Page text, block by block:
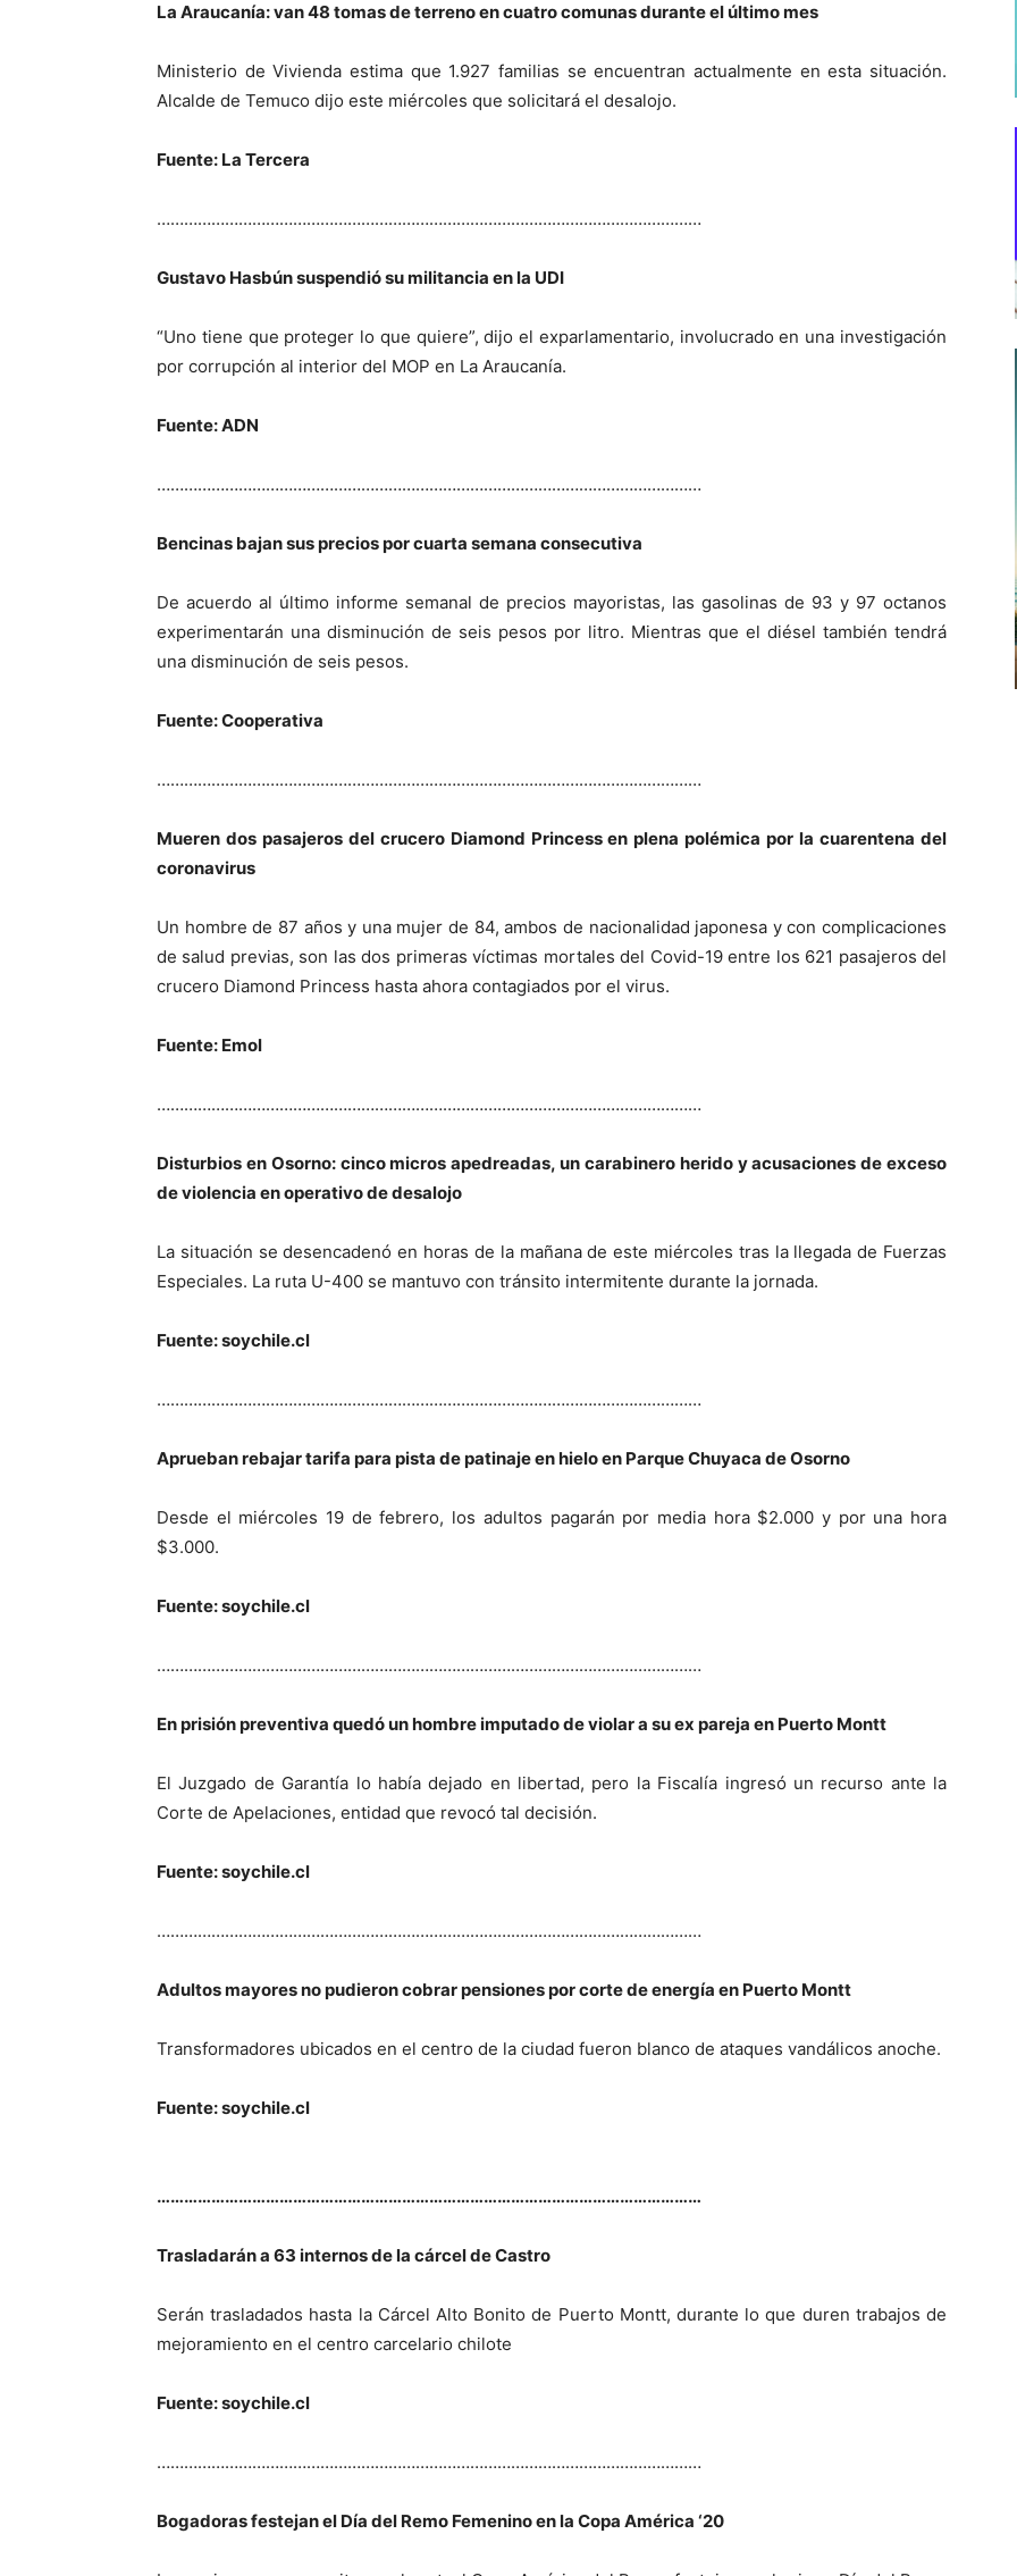
La Araucanía: van 48 tomas de terreno en cuatro comunas durante el último mes
Ministerio de Vivienda estima que 1.927 familias se encuentran actualmente en esta situación.
Alcalde de Temuco dijo este miércoles que solicitará el desalojo.
Fuente: La Tercera
…………………………………………………………………………………………………………
Gustavo Hasbún suspendió su militancia en la UDI
“Uno tiene que proteger lo que quiere”, dijo el exparlamentario, involucrado en una investigación
por corrupción al interior del MOP en La Araucanía.
Fuente: ADN
…………………………………………………………………………………………………………
Bencinas bajan sus precios por cuarta semana consecutiva
De acuerdo al último informe semanal de precios mayoristas, las gasolinas de 93 y 97 octanos
experimentarán una disminución de seis pesos por litro. Mientras que el diésel también tendrá
una disminución de seis pesos.
Fuente: Cooperativa
…………………………………………………………………………………………………………
Mueren dos pasajeros del crucero Diamond Princess en plena polémica por la cuarentena del
coronavirus
Un hombre de 87 años y una mujer de 84, ambos de nacionalidad japonesa y con complicaciones
de salud previas, son las dos primeras víctimas mortales del Covid-19 entre los 621 pasajeros del
crucero Diamond Princess hasta ahora contagiados por el virus.
Fuente: Emol
…………………………………………………………………………………………………………
Disturbios en Osorno: cinco micros apedreadas, un carabinero herido y acusaciones de exceso
de violencia en operativo de desalojo
La situación se desencadenó en horas de la mañana de este miércoles tras la llegada de Fuerzas
Especiales. La ruta U-400 se mantuvo con tránsito intermitente durante la jornada.
Fuente: soychile.cl
…………………………………………………………………………………………………………
Aprueban rebajar tarifa para pista de patinaje en hielo en Parque Chuyaca de Osorno
Desde el miércoles 19 de febrero, los adultos pagarán por media hora $2.000 y por una hora
$3.000.
Fuente: soychile.cl
…………………………………………………………………………………………………………
En prisión preventiva quedó un hombre imputado de violar a su ex pareja en Puerto Montt
El Juzgado de Garantía lo había dejado en libertad, pero la Fiscalía ingresó un recurso ante la
Corte de Apelaciones, entidad que revocó tal decisión.
Fuente: soychile.cl
…………………………………………………………………………………………………………
Adultos mayores no pudieron cobrar pensiones por corte de energía en Puerto Montt
Transformadores ubicados en el centro de la ciudad fueron blanco de ataques vandálicos anoche.
Fuente: soychile.cl
…………………………………………………………………………………………………………
Trasladarán a 63 internos de la cárcel de Castro
Serán trasladados hasta la Cárcel Alto Bonito de Puerto Montt, durante lo que duren trabajos de
mejoramiento en el centro carcelario chilote
Fuente: soychile.cl
…………………………………………………………………………………………………………
Bogadoras festejan el Día del Remo Femenino en la Copa América ‘20